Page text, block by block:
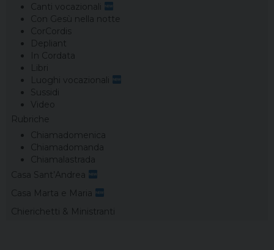
Canti vocazionali
Con Gesù nella notte
CorCordis
Depliant
In Cordata
Libri
Luoghi vocazionali
Sussidi
Video
Rubriche
Chiamadomenica
Chiamadomanda
Chiamalastrada
Casa Sant’Andrea
Casa Marta e Maria
Chierichetti & Ministranti